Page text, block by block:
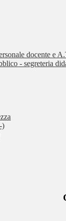
docente e
- segreteria
)